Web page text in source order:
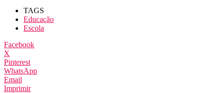
TAGS
Educação
Escola
Facebook
X
Pinterest
WhatsApp
Email
Imprimir